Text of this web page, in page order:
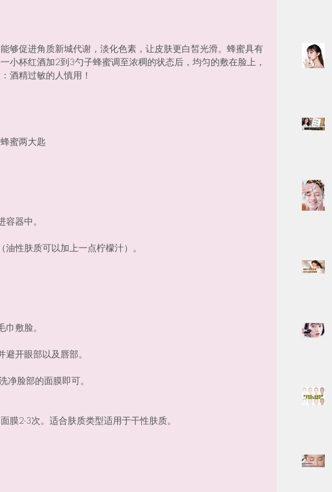
够促进角质新城代谢，淡化色素，让皮肤更白皙光滑。蜂蜜具有
小杯红酒加2到3勺子蜂蜜调至浓稠的状态后，均匀的敷在脸上，
酒精过敏的人慎用！
蜜两大匙
器中。
性肤质可以加上一点柠檬汁）。
敷脸。
开眼部以及唇部。
净脸部的面膜即可。
膜2-3次。适合肤质类型适用于干性肤质。